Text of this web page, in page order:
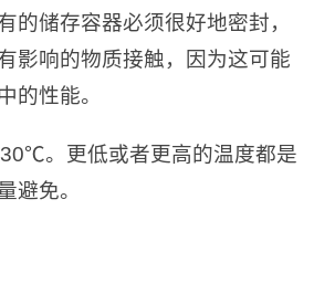
的储存容器必须很好地密封，
影响的物质接触，因为这可能
的性能。
。更低或者更高的温度都是
避免。